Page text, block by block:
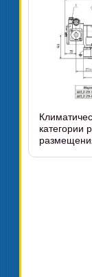
категории